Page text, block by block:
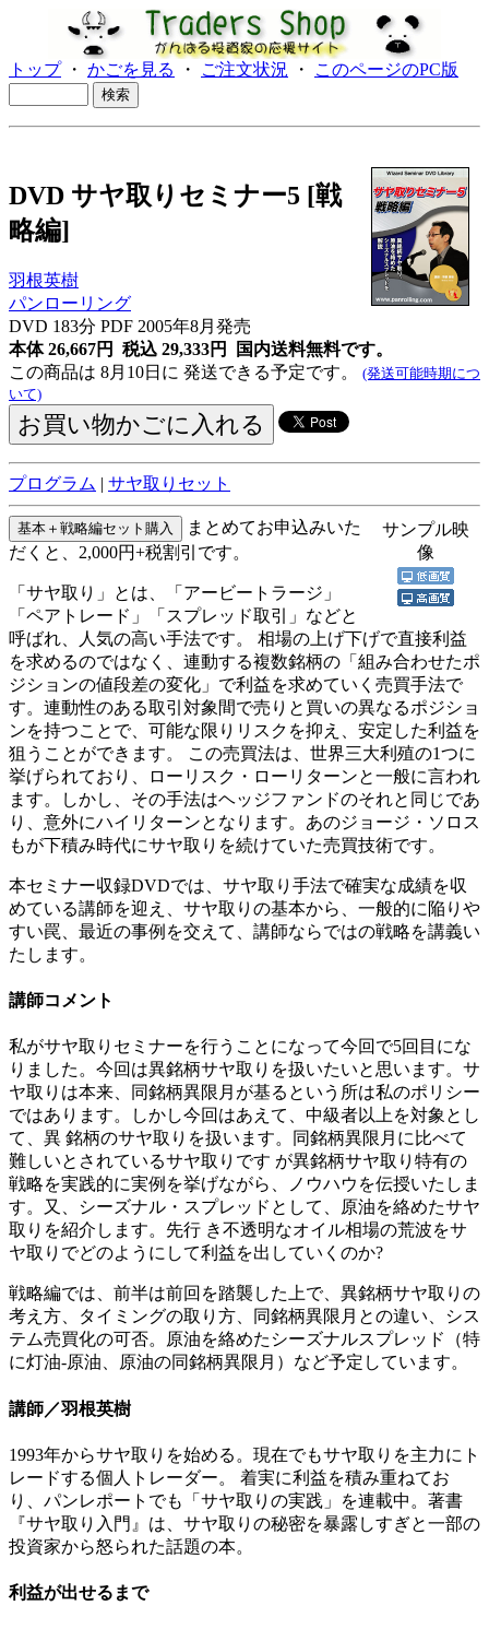
トップ・ かごを見る ・ ご注文状況 ・ このページのPC版
DVD サヤ取りセミナー5 [戦
略編]
羽根英樹
パンローリング
DVD 183分 PDF 2005年8月発売
本体 26,667円 税込 29,333円
国内送料無料です。
この商品は 8月10日に 発送できる予定です。 (発送可能時期につ
いて)
プログラム | サヤ取りセット
サンプル映
像
まとめてお申込みいた
だくと、2,000円+税割引です。
「サヤ取り」とは、「アービートラージ」
「ペアトレード」「スプレッド取引」などと
呼ばれ、人気の高い手法です。 相場の上げ下げで直接利益
を求めるのではなく、連動する複数銘柄の「組み合わせたポ
ジションの値段差の変化」で利益を求めていく売買手法で
す。連動性のある取引対象間で売りと買いの異なるポジショ
ンを持つことで、可能な限りリスクを抑え、安定した利益を
狙うことができます。 この売買法は、世界三大利殖の1つに
挙げられており、ローリスク・ローリターンと一般に言われ
ます。しかし、その手法はヘッジファンドのそれと同じであ
り、意外にハイリターンとなります。あのジョージ・ソロス
もが下積み時代にサヤ取りを続けていた売買技術です。
本セミナー収録DVDでは、サヤ取り手法で確実な成績を収
めている講師を迎え、サヤ取りの基本から、一般的に陥りや
すい罠、最近の事例を交えて、講師ならではの戦略を講義い
たします。
講師コメント
私がサヤ取りセミナーを行うことになって今回で5回目にな
りました。今回は異銘柄サヤ取りを扱いたいと思います。サ
ヤ取りは本来、同銘柄異限月が基るという所は私のポリシー
ではあります。しかし今回はあえて、中級者以上を対象とし
て、異 銘柄のサヤ取りを扱います。同銘柄異限月に比べて
難しいとされているサヤ取りです が異銘柄サヤ取り特有の
戦略を実践的に実例を挙げながら、ノウハウを伝授いたしま
す。又、シーズナル・スプレッドとして、原油を絡めたサヤ
取りを紹介します。先行 き不透明なオイル相場の荒波をサ
ヤ取りでどのようにして利益を出していくのか?
戦略編では、前半は前回を踏襲した上で、異銘柄サヤ取りの
考え方、タイミングの取り方、同銘柄異限月との違い、シス
テム売買化の可否。原油を絡めたシーズナルスプレッド（特
に灯油-原油、原油の同銘柄異限月）など予定しています。
講師／羽根英樹
1993年からサヤ取りを始める。現在でもサヤ取りを主力にト
レードする個人トレーダー。 着実に利益を積み重ねてお
り、パンレポートでも「サヤ取りの実践」を連載中。著書
『サヤ取り入門』は、サヤ取りの秘密を暴露しすぎと一部の
投資家から怒られた話題の本。
利益が出せるまで